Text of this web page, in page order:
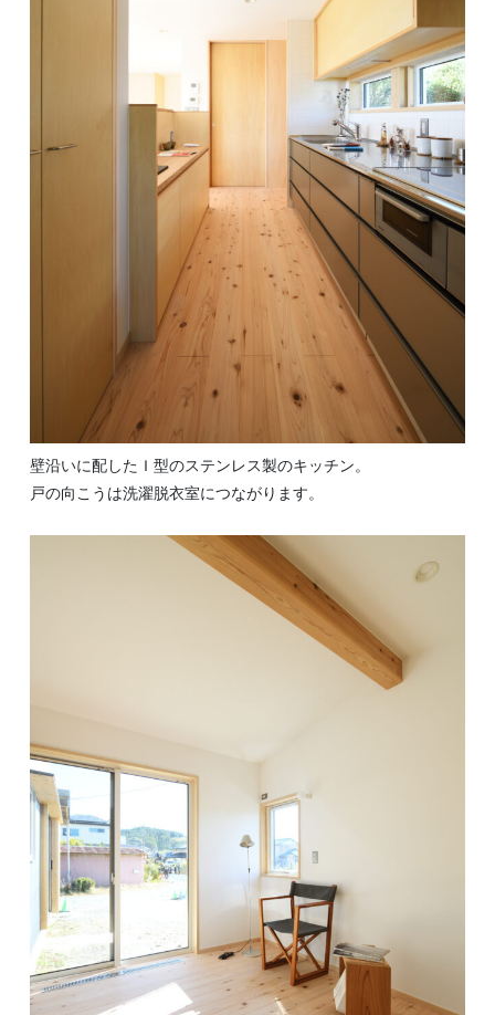
壁沿いに配したＩ型のステンレス製のキッチン。
戸の向こうは洗濯脱衣室につながります。